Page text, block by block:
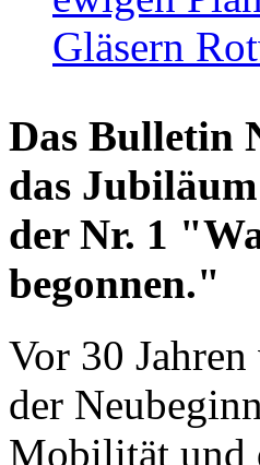
Gläsern
Das Bulletin
das
der Nr. 1
begonnen."
Vor 30
der
Mobilität und